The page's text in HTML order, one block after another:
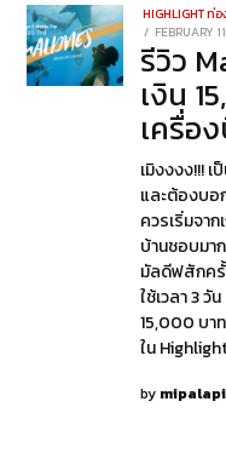
HIGHLIGHT ท่อ
POSTED
ON
FEBRUARY
รีวิว
เงิน
เครื่อ
เมิงงงง!!!
และต้องบอ
ควรเริ่มจา
บ้านชอบมา
มัลดีฟสักครั้
ใช้เวลา 3
15,000 บา
ใน
by